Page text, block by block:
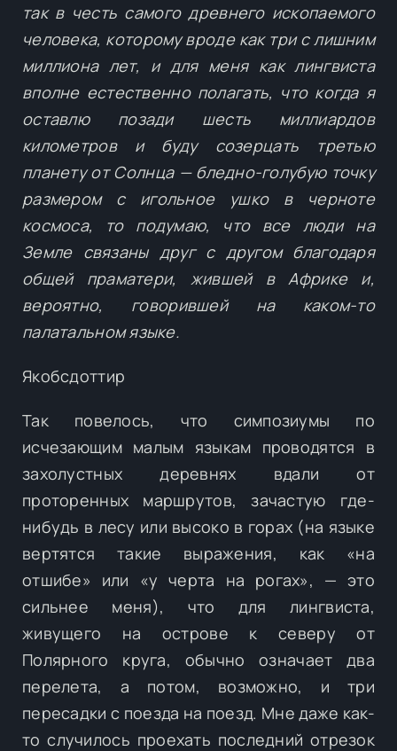
так в честь самого древнего ископаемого
человека, которому вроде как три с лишним
миллиона лет, и для меня как лингвиста
вполне естественно полагать, что когда я
оставлю позади шесть миллиардов
километров и буду созерцать третью
планету от Солнца — бледно-голубую точку
размером с игольное ушко в черноте
космоса, то подумаю, что все люди на
Земле связаны друг с другом благодаря
общей праматери, жившей в Африке и,
вероятно, говорившей на каком-то
палатальном языке.
Якобсдоттир
Так повелось, что симпозиумы по
исчезающим малым языкам проводятся в
захолустных деревнях вдали от
проторенных маршрутов, зачастую где-
нибудь в лесу или высоко в горах (на языке
вертятся такие выражения, как «на
отшибе» или «у черта на рогах», — это
сильнее меня), что для лингвиста,
живущего на острове к северу от
Полярного круга, обычно означает два
перелета, а потом, возможно, и три
пересадки с поезда на поезд. Мне даже как-
то случилось проехать последний отрезок